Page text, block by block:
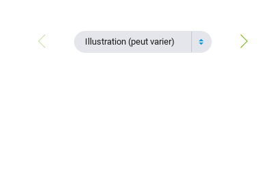
Illustration (peut varier)